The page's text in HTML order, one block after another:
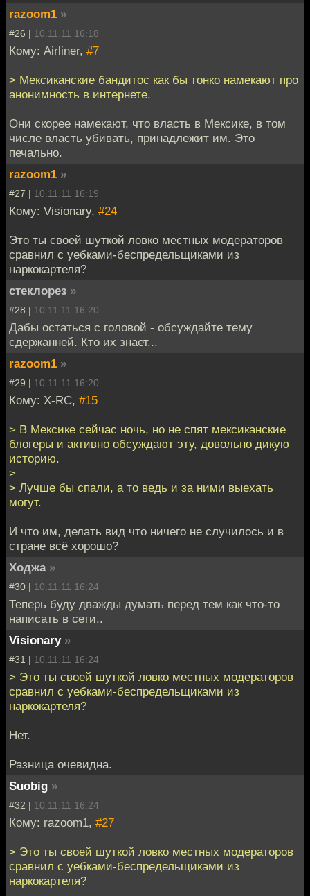
razoom1 »
#26 | 10.11.11 16:18
Кому: Airliner, #7
> Мексиканские бандитос как бы тонко намекают про
анонимность в интернете.
Они скорее намекают, что власть в Мексике, в том
числе власть убивать, принадлежит им. Это
печально.
razoom1 »
#27 | 10.11.11 16:19
Кому: Visionary, #24
Это ты своей шуткой ловко местных модераторов
сравнил с уебками-беспредельщиками из
наркокартеля?
стеклорез »
#28 | 10.11.11 16:20
Дабы остаться с головой - обсуждайте тему
сдержанней. Кто их знает...
razoom1 »
#29 | 10.11.11 16:20
Кому: X-RC, #15
> В Мексике сейчас ночь, но не спят мексиканские
блогеры и активно обсуждают эту, довольно дикую
историю.
>
> Лучше бы спали, а то ведь и за ними выехать
могут.
И что им, делать вид что ничего не случилось и в
стране всё хорошо?
Ходжа »
#30 | 10.11.11 16:24
Теперь буду дважды думать перед тем как что-то
написать в сети..
Visionary »
#31 | 10.11.11 16:24
> Это ты своей шуткой ловко местных модераторов
сравнил с уебками-беспредельщиками из
наркокартеля?
Нет.
Разница очевидна.
Suobig »
#32 | 10.11.11 16:24
Кому: razoom1, #27
> Это ты своей шуткой ловко местных модераторов
сравнил с уебками-беспредельщиками из
наркокартеля?